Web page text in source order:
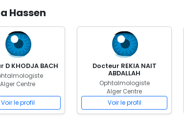
Hassen
D KHODJA BACH
Alger Centre
Voir le profil
Docteur REKIA NAIT
ABDALLAH
Ophtalmologiste
Alger Centre
Voir le profil